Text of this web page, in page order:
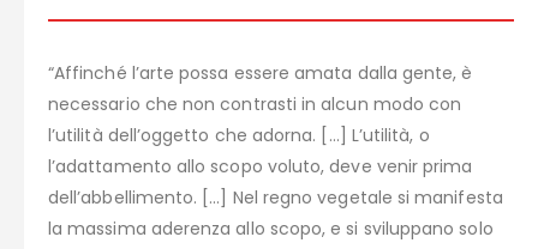
“Affinché l’arte possa essere amata dalla gente, è
necessario che non contrasti in alcun modo con
l’utilità dell’oggetto che adorna. […] L’utilità, o
l’adattamento allo scopo voluto, deve venir prima
dell’abbellimento. […] Nel regno vegetale si manifesta
la massima aderenza allo scopo, e si sviluppano solo